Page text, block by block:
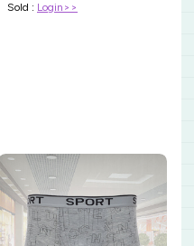
Sold : Login>>